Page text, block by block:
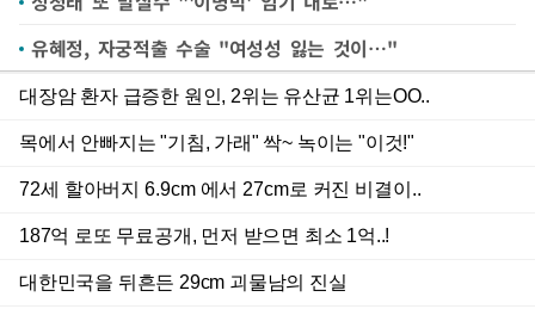
유혜정, 자궁적출 수술 "여성성 잃는 것이…"